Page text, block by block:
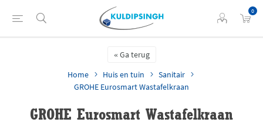
0
Ga terug
Home
Huis en tuin
Sanitair
GROHE Eurosmart Wastafelkraan
GROHE Eurosmart Wastafelkraan